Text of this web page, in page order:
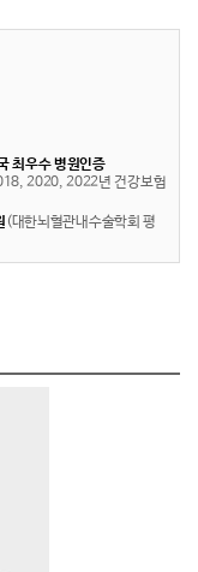
최우수 병원인증
2020, 2022년 건강보험
(대한뇌혈관내수술학회 평